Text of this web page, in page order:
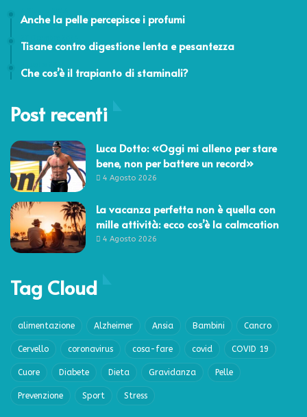
Anche la pelle percepisce i profumi
Tisane contro digestione lenta e pesantezza
Che cos’è il trapianto di staminali?
Post recenti
Luca Dotto: «Oggi mi alleno per stare
bene, non per battere un record»
4 Agosto 2026
La vacanza perfetta non è quella con
mille attività: ecco cos’è la calmcation
4 Agosto 2026
Tag Cloud
alimentazione Alzheimer Ansia Bambini Cancro
Cervello coronavirus cosa-fare covid COVID 19
Cuore Diabete Dieta Gravidanza Pelle
Prevenzione Sport Stress